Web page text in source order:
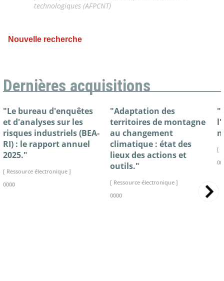
technologiques (AFPCNT)
Nouvelle recherche
Dernières acquisitions
"Le bureau d'enquêtes
et d'analyses sur les
risques industriels (BEA-
RI) : le rapport annuel
2025."
[ Ressource électronique ]
0000
"Adaptation des
territoires de montagne
au changement
climatique : état des
lieux des actions et
outils."
[ Ressource électronique ]
0000
[